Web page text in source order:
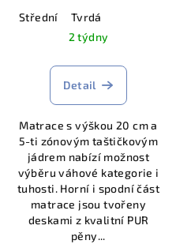
Střední
Tvrdá
2 týdny
Detail
Matrace s výškou 20 cm a
5-ti zónovým taštičkovým
jádrem nabízí možnost
výběru váhové kategorie i
tuhosti. Horní i spodní část
matrace jsou tvořeny
deskami z kvalitní PUR
pěny...